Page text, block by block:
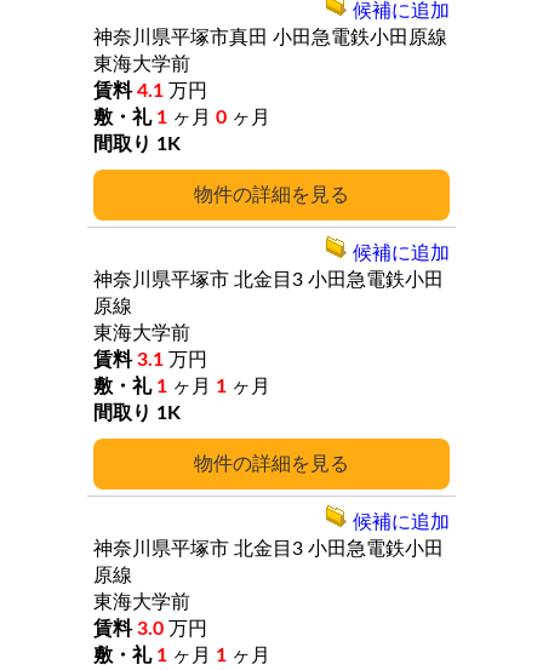
詳細
神奈川県平塚市真田 小田急電鉄小田原線
東海大学前
4.1 万円
1 ヶ月 0 ヶ月
1K
候補に追加
詳細
神奈川県平塚市 北金目3 小田急電鉄小田
原線
東海大学前
3.1 万円
1 ヶ月 1 ヶ月
1K
候補に追加
神奈川県平塚市 北金目3 小田急電鉄小田
原線
東海大学前
3.0 万円
1 ヶ月 1 ヶ月
候補に追加